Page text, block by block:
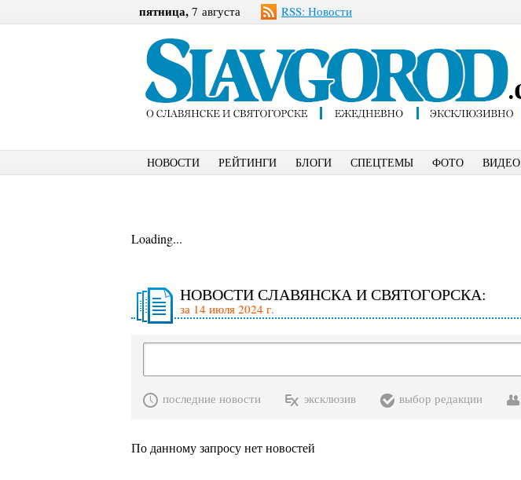
пятница, 7 августа RSS: Новости
НОВОСТИ РЕЙТИНГИ БЛОГИ СПЕЦТЕМЫ ФОТО ВИДЕО
Loading...
НОВОСТИ СЛАВЯНСКА И СВЯТОГОРСКА:
за 14 июля 2024 г.
последние новости эксклюзив выбор редакции
По данному запросу нет новостей